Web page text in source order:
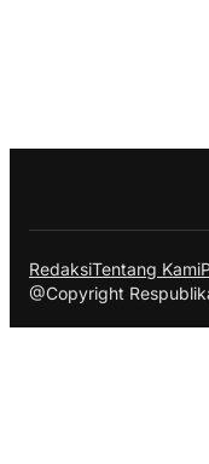
RedaksiTentang Kami
@Copyright